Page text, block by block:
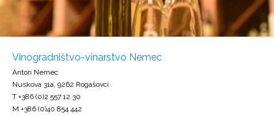
Vinogradništvo-vinarstvo Nemec
Anton Nemec
Nuskova 31a, 9262 Rogašovci
T +386 (0)2 557 12 30
M +386 (0)40 854 442